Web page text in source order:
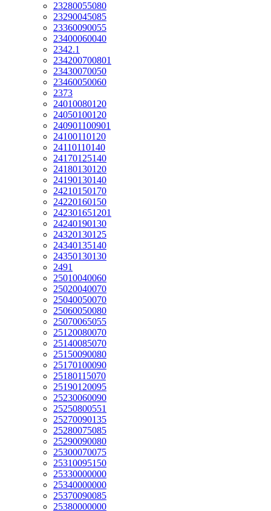
23280055080
23290045085
23360090055
23400060040
2342.1
234200700801
23430070050
23460050060
2373
24010080120
24050100120
240901100901
24100110120
24110110140
24170125140
24180130120
24190130140
24210150170
24220160150
242301651201
24240190130
24320130125
24340135140
24350130130
2491
25010040060
25020040070
25040050070
25060050080
25070065055
25120080070
25140085070
25150090080
25170100090
25180115070
25190120095
25230060090
25250800551
25270090135
25280075085
25290090080
25300070075
25310095150
25330000000
25340000000
25370090085
25380000000